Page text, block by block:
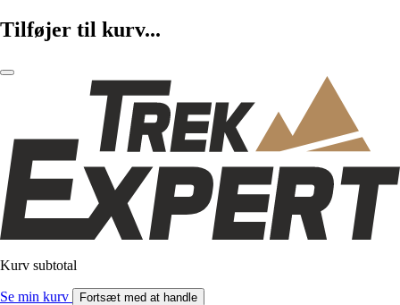
Tilføjer til kurv...
Kurv subtotal
Se min kurv Fortsæt med at handle